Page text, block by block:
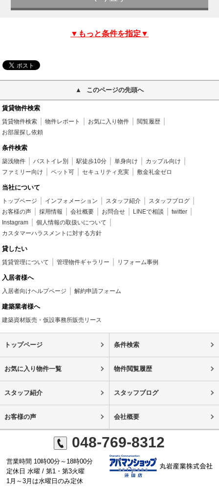
▼もっと条件を指定▼
このページの先頭へ
賃貸物件検索
賃貸物件検索 物件レポート お気に入り物件
閲覧履歴
お部屋探し依頼
条件検索
築浅物件 バストイレ別 駅徒歩10分 単身向け
カップル向け
ファミリー向け
ペット可 セキュリティ充実 敷金礼金ゼロ
当社について
トップページ インフォメーション スタッフ紹介
スタッフブログ
お客様の声
採用情報 会社概要 お問合せ LINEで相談
twitter
Instagram
個人情報の取扱いについて
カスタマーハラスメントに対する方針
貸したい
賃貸管理について 管理物件ギャラリー リフォーム事例
入居者様へ
入居者向けヘルプページ 解約申請フォーム
建築業者様へ
建築資材販売・仮設事務所販売リース
トップページ 条件検索
お気に入り物件一覧 物件閲覧履歴
スタッフ紹介 スタッフブログ
お客様の声 会社概要
048-769-8312
営業時間 10時00分～18時00分
定休日 水曜 / 第1・第3火曜
1月～3月は水曜日のみ定休